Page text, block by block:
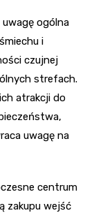
ogólna
i
czujnej
strefach.
atrakcji do
uwagę na
centrum
zakupu wejść